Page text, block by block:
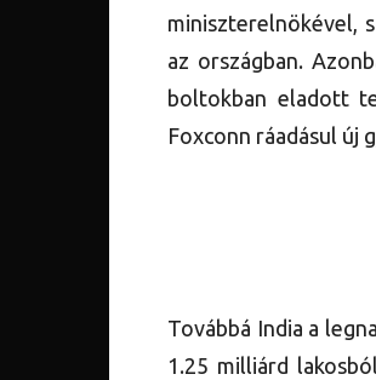
miniszterelnökével,
az országban.
boltokban eladott
Foxconn ráadásul új
Továbbá India a
1.25 milliárd